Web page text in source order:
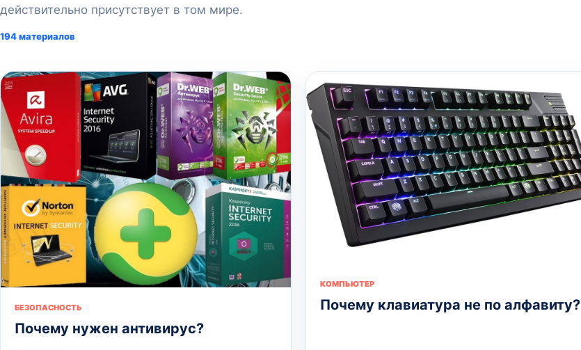
действительно присутствует в том мире.
194 материалов
БЕЗОПАСНОСТЬ
Почему нужен антивирус?
КОМПЬЮТЕР
Почему клавиатура не по алфавиту?